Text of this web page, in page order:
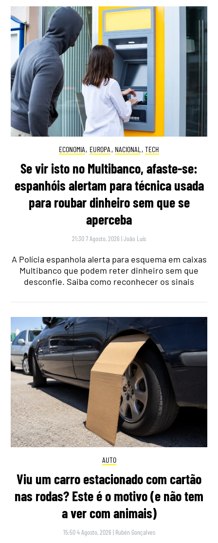
ECONOMIA, EUROPA , NACIONAL , TECH
Se vir isto no Multibanco, afaste-se:
espanhóis alertam para técnica usada
para roubar dinheiro sem que se
aperceba
21:30 7 Agosto, 2026 |João Luís
A Polícia espanhola alerta para esquema em caixas
Multibanco que podem reter dinheiro sem que
desconfie. Saiba como reconhecer os sinais
AUTO
Viu um carro estacionado com cartão
nas rodas? Este é o motivo (e não tem
a ver com animais)
15:50 4 Agosto, 2026 | Rubén Gonçalves